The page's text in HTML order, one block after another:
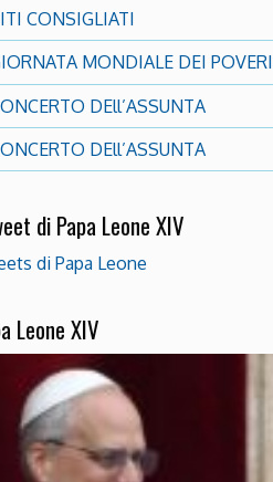
CONSIGLIATI
MONDIALE DEI POVERI
DEll’ASSUNTA
DEll’ASSUNTA
di Papa Leone XIV
di Papa Leone
Leone XIV